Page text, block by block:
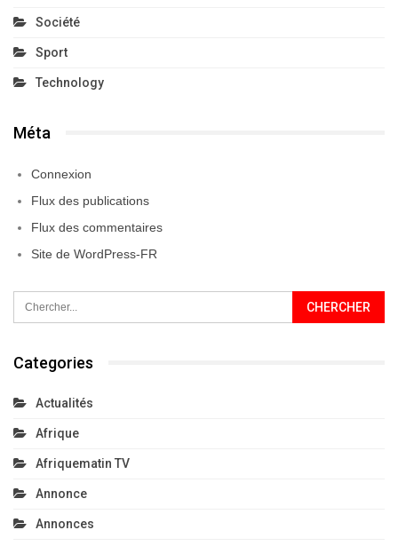
Société
Sport
Technology
Méta
Connexion
Flux des publications
Flux des commentaires
Site de WordPress-FR
Categories
Actualités
Afrique
Afriquematin TV
Annonce
Annonces